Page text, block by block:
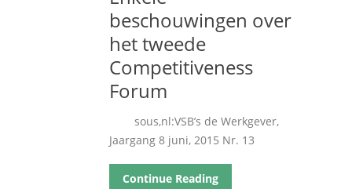
beschouwingen over
het tweede
Competitiveness
Forum
sous,nl:VSB’s de Werkgever,
Jaargang 8 juni, 2015 Nr. 13
Continue Reading